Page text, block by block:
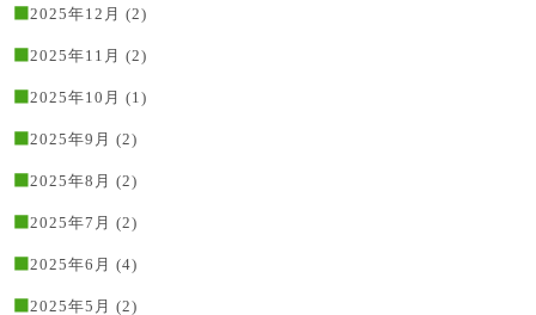
2025年12月 (2)
2025年11月 (2)
2025年10月 (1)
2025年9月 (2)
2025年8月 (2)
2025年7月 (2)
2025年6月 (4)
2025年5月 (2)